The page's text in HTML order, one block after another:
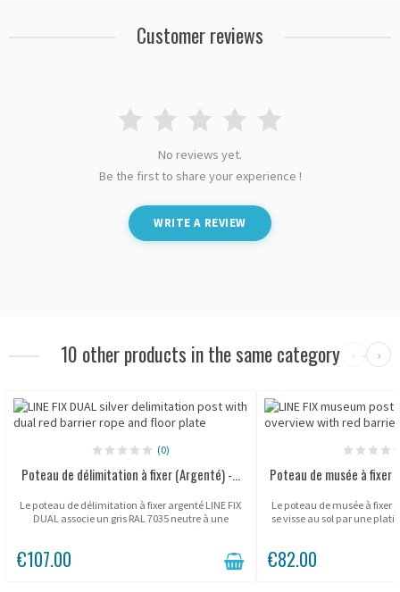
Customer reviews
No reviews yet.
Be the first to share your experience !
WRITE A REVIEW
10 other products in the same category ‹ ›
(0)
Poteau de délimitation à fixer (Argenté) -...
Le poteau de délimitation à fixer argenté LINE FIX
DUAL associe un gris RAL 7035 neutre à une
double corde semi-élastique fixée en
€107.00
Poteau de musée à fixer
Le poteau de musée à fixer
se visse au sol par une
€82.00